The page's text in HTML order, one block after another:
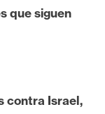
que siguen
contra Israel,